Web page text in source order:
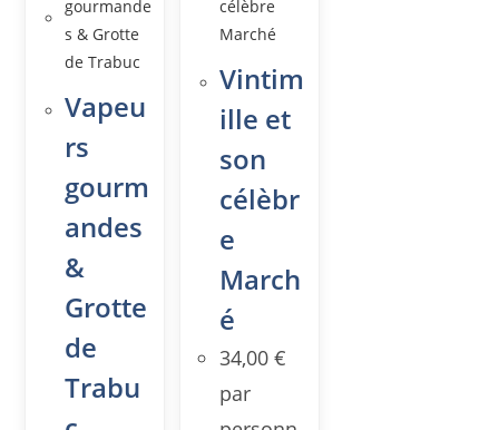
Vapeu
rs
gourm
andes
&
Grotte
de
Trabu
Vintim
ille et
son
célèbr
e
March
é
34,00 €
par